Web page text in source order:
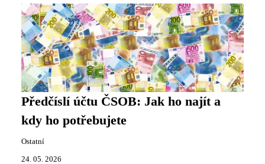
Předčíslí účtu ČSOB: Jak ho najít a
kdy ho potřebujete
Ostatní
24. 05. 2026